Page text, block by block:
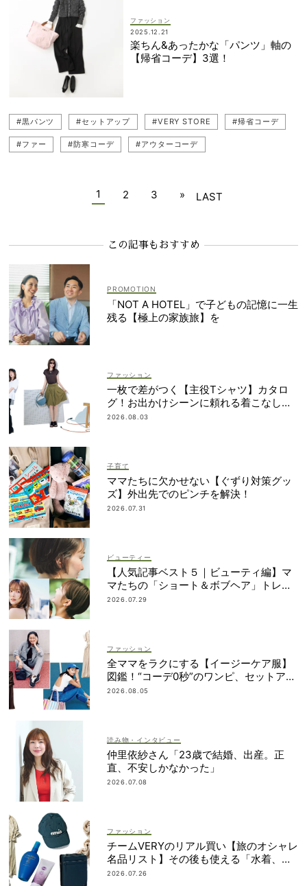
ファッション
2025.12.21
楽ちん&あったかな「パンツ」軸の
【帰省コーデ】3選！
#黒パンツ #セットアップ #VERY STORE #帰省コーデ
#ファー #防寒コーデ #アウターコーデ
1 2 3 » LAST
この記事もおすすめ
「NOT A HOTEL」で子どもの記憶に一生
残る【極上の家族旅】を
ファッション
一枚で差がつく【主役Tシャツ】カタロ
グ！お出かけシーンに頼れる着こなし実
例も
2026.08.03
子育て
ママたちに欠かせない【ぐずり対策グッ
ズ】外出先でのピンチを解決！
2026.07.31
ビューティー
【人気記事ベスト５｜ビューティ編】マ
マたちの「ショート＆ボブヘア」トレン
ドが丸わかり！
2026.07.29
ファッション
全ママをラクにする【イージーケア服】
図鑑！“コーデ0秒”のワンピ、セットアッ
プetc.
2026.08.05
読み物・インタビュー
仲里依紗さん「23歳で結婚、出産。正
直、不安しかなかった」
2026.07.08
ファッション
チームVERYのリアル買い【旅のオシャレ
名品リスト】その後も使える「水着、バ
ッグ、UVアイテムetc.」！
2026.07.26